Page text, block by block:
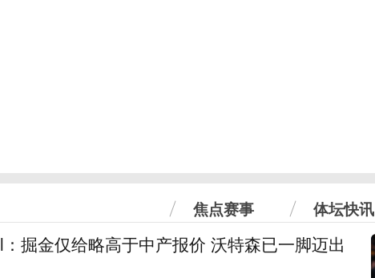
焦点赛事 体坛快讯
掘金仅给略高于中产报价 沃特森已一脚迈出